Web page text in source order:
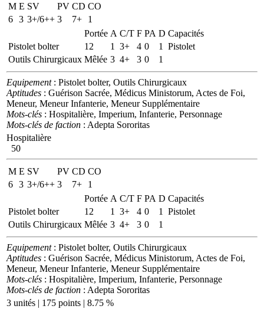
M E SV PV CD CO
6 3 3+/6++ 3 7+
1
Portée A C/T F PA D Capacités
Pistolet bolter
12 1 3+ 4 0 1
Pistolet
Outils Chirurgicaux Mêlée 3 4+ 3 0 1
Equipement: Pistolet bolter, Outils Chirurgicaux
Aptitudes : Guérison Sacrée, Médicus Ministorum, Actes de Foi,
Meneur, Meneur Infanterie, Meneur Supplémentaire
Mots-clés : Hospitalière, Imperium, Infanterie, Personnage
Mots-clés de faction : Adepta Sororitas
Hospitalière
50
M E SV PV CD CO
6 3 3+/6++ 3 7+
1
Portée A C/T F PA D Capacités
Pistolet bolter
12 1 3+ 4 0 1
Pistolet
Outils Chirurgicaux Mêlée 3 4+ 3 0 1
Equipement: Pistolet bolter, Outils Chirurgicaux
Aptitudes : Guérison Sacrée, Médicus Ministorum, Actes de Foi,
Meneur, Meneur Infanterie, Meneur Supplémentaire
Mots-clés : Hospitalière, Imperium, Infanterie, Personnage
Mots-clés de faction : Adepta Sororitas
3 unités | 175 points | 8.75 %